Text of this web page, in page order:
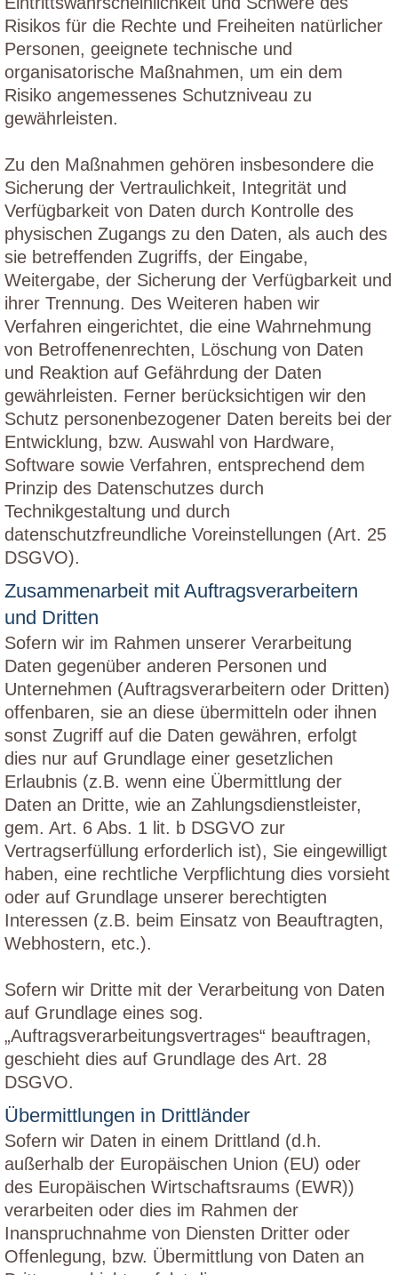
Risikos für die Rechte und Freiheiten natürlicher
Personen, geeignete technische und
organisatorische Maßnahmen, um ein dem
Risiko angemessenes Schutzniveau zu
gewährleisten.
Zu den Maßnahmen gehören insbesondere die
Sicherung der Vertraulichkeit, Integrität und
Verfügbarkeit von Daten durch Kontrolle des
physischen Zugangs zu den Daten, als auch des
sie betreffenden Zugriffs, der Eingabe,
Weitergabe, der Sicherung der Verfügbarkeit und
ihrer Trennung. Des Weiteren haben wir
Verfahren eingerichtet, die eine Wahrnehmung
von Betroffenenrechten, Löschung von Daten
und Reaktion auf Gefährdung der Daten
gewährleisten. Ferner berücksichtigen wir den
Schutz personenbezogener Daten bereits bei der
Entwicklung, bzw. Auswahl von Hardware,
Software sowie Verfahren, entsprechend dem
Prinzip des Datenschutzes durch
Technikgestaltung und durch
datenschutzfreundliche Voreinstellungen (Art. 25
DSGVO).
Zusammenarbeit mit Auftragsverarbeitern
und Dritten
Sofern wir im Rahmen unserer Verarbeitung
Daten gegenüber anderen Personen und
Unternehmen (Auftragsverarbeitern oder Dritten)
offenbaren, sie an diese übermitteln oder ihnen
sonst Zugriff auf die Daten gewähren, erfolgt
dies nur auf Grundlage einer gesetzlichen
Erlaubnis (z.B. wenn eine Übermittlung der
Daten an Dritte, wie an Zahlungsdienstleister,
gem. Art. 6 Abs. 1 lit. b DSGVO zur
Vertragserfüllung erforderlich ist), Sie eingewilligt
haben, eine rechtliche Verpflichtung dies vorsieht
oder auf Grundlage unserer berechtigten
Interessen (z.B. beim Einsatz von Beauftragten,
Webhostern, etc.).
Sofern wir Dritte mit der Verarbeitung von Daten
auf Grundlage eines sog.
„Auftragsverarbeitungsvertrages“ beauftragen,
geschieht dies auf Grundlage des Art. 28
DSGVO.
Übermittlungen in Drittländer
Sofern wir Daten in einem Drittland (d.h.
außerhalb der Europäischen Union (EU) oder
des Europäischen Wirtschaftsraums (EWR))
verarbeiten oder dies im Rahmen der
Inanspruchnahme von Diensten Dritter oder
Offenlegung, bzw. Übermittlung von Daten an